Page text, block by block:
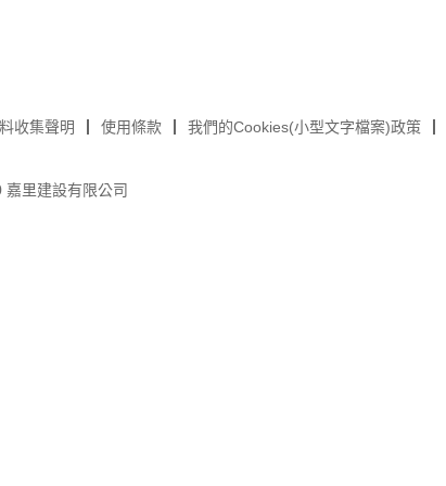
收集聲明 使用條款 我們的Cookies(小型文字檔案)政策
里建設有限公司